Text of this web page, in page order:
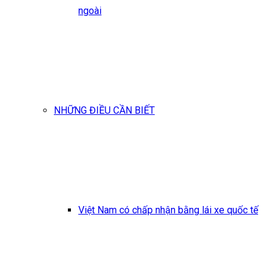
ngoài
NHỮNG ĐIỀU CẦN BIẾT
Việt Nam có chấp nhận bằng lái xe quốc tế